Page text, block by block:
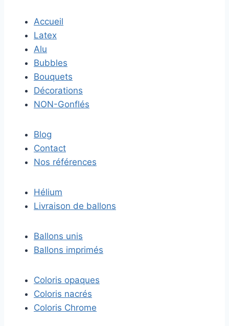
Accueil
Latex
Alu
Bubbles
Bouquets
Décorations
NON-Gonflés
Blog
Contact
Nos références
Hélium
Livraison de ballons
Ballons unis
Ballons imprimés
Coloris opaques
Coloris nacrés
Coloris Chrome